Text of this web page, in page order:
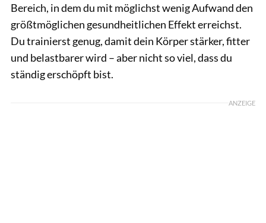
Bereich, in dem du mit möglichst wenig Aufwand den
größtmöglichen gesundheitlichen Effekt erreichst.
Du trainierst genug, damit dein Körper stärker, fitter
und belastbarer wird – aber nicht so viel, dass du
ständig erschöpft bist.
ANZEIGE